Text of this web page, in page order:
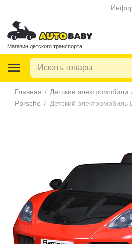
Магазин детского транспорта
Главная / Детские электромобили
Porsche / Детский электромобиль